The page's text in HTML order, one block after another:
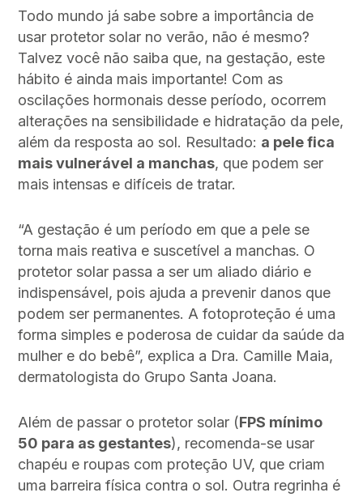
Todo mundo já sabe sobre a importância de
usar protetor solar no verão, não é mesmo?
Talvez você não saiba que, na gestação, este
hábito é ainda mais importante! Com as
oscilações hormonais desse período, ocorrem
alterações na sensibilidade e hidratação da pele,
além da resposta ao sol. Resultado: a pele fica
mais vulnerável a manchas, que podem ser
mais intensas e difíceis de tratar.
“A gestação é um período em que a pele se
torna mais reativa e suscetível a manchas. O
protetor solar passa a ser um aliado diário e
indispensável, pois ajuda a prevenir danos que
podem ser permanentes. A fotoproteção é uma
forma simples e poderosa de cuidar da saúde da
mulher e do bebê”, explica a Dra. Camille Maia,
dermatologista do Grupo Santa Joana.
Além de passar o protetor solar (FPS mínimo
50 para as gestantes), recomenda-se usar
chapéu e roupas com proteção UV, que criam
uma barreira física contra o sol. Outra regrinha é